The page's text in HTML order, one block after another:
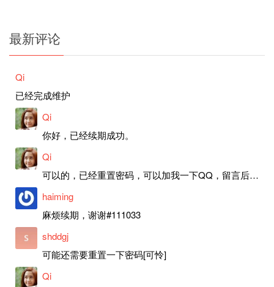
最新评论
Qi
已经完成维护
Qi
你好，已经续期成功。
Qi
可以的，已经重置密码，可以加我一下QQ，留言后我就发密码给你。
haiming
麻烦续期，谢谢#111033
shddgj
可能还需要重置一下密码[可怜]
Qi